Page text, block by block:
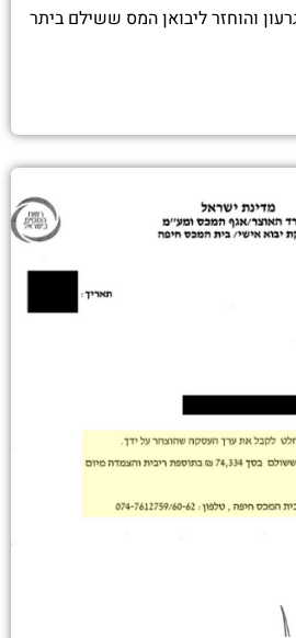
והוחזר ליבואן המס ששילם ביתר